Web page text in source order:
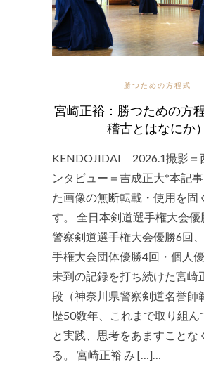
勝つための方程式
宮崎正裕：勝つための方
稽古とはなにか）
KENDOJIDAI 2026.1撮影＝
ンタビュー＝吉成正大*本記
た画像の無断転載・使用を固
す。 全日本剣道選手権大会優
警察剣道選手権大会優勝6回
手権大会団体優勝4回・個人
未到の記録を打ち続けた宮崎
段（神奈川県警察剣道名誉師
歴50数年、これまで取り組ん
と実践、思考をあますことな
る。 宮崎正裕 み […]…